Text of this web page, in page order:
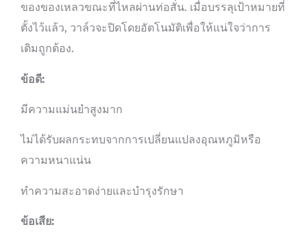
ของของเหลวขณะที่ไหลผ่านท่อสั่น. เมื่อบรรลุเป้าหมายที่
ตั้งไว้แล้ว, วาล์วจะปิดโดยอัตโนมัติเพื่อให้แน่ใจว่าการ
เติมถูกต้อง.
ข้อดี:
มีความแม่นยำสูงมาก
ไม่ได้รับผลกระทบจากการเปลี่ยนแปลงอุณหภูมิหรือ
ความหนาแน่น
ทำความสะอาดง่ายและบำรุงรักษา
ข้อเสีย: